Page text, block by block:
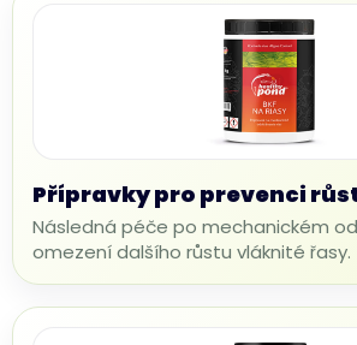
Přípravky pro prevenci
Následná péče po mechanickém
omezení dalšího růstu vláknité řasy.